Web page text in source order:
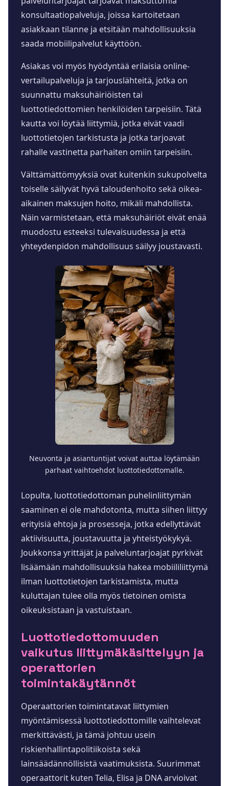
konsultaatiopalveluja, joissa kartoitetaan
asiakkaan tilanne ja etsitään mahdollisuuksia
saada mobiilipalvelut käyttöön.
Asiakas voi myös hyödyntää erilaisia online-
vertailupalveluja ja tarjouslähteitä, jotka on
suunnattu maksuhäiriöisten tai
luottotiedottomien henkilöiden tarpeisiin. Tätä
kautta voi löytää liittymiä, jotka eivät vaadi
luottotietojen tarkistusta ja jotka tarjoavat
rahalle vastinetta parhaiten omiin tarpeisiin.
Välttämättömyyksiä ovat kuitenkin sukupolvelta
toiselle säilyvät hyvä taloudenhoito sekä oikea-
aikainen maksujen hoito, mikäli mahdollista.
Näin varmistetaan, että maksuhäiriöt eivät enää
muodostu esteeksi tulevaisuudessa ja että
yhteydenpidon mahdollisuus säilyy joustavasti.
Neuvonta ja asiantuntijat voivat auttaa löytämään
parhaat vaihtoehdot luottotiedottomalle.
Lopulta, luottotiedottoman puhelinliittymän
saaminen ei ole mahdotonta, mutta siihen liittyy
erityisiä ehtoja ja prosesseja, jotka edellyttävät
aktiivisuutta, joustavuutta ja yhteistyökykyä.
Joukkonsa yrittäjät ja palveluntarjoajat pyrkivät
lisäämään mahdollisuuksia hakea mobiililiittymä
ilman luottotietojen tarkistamista, mutta
kuluttajan tulee olla myös tietoinen omista
oikeuksistaan ja vastuistaan.
Luottotiedottomuuden
vaikutus liittymäkäsittelyyn ja
operattorien
toimintakäytännöt
Operaattorien toimintatavat liittymien
myöntämisessä luottotiedottomille vaihtelevat
merkittävästi, ja tämä johtuu usein
riskienhallintapolitiikoista sekä
lainsäädännöllisistä vaatimuksista. Suurimmat
operaattorit kuten Telia, Elisa ja DNA arvioivat